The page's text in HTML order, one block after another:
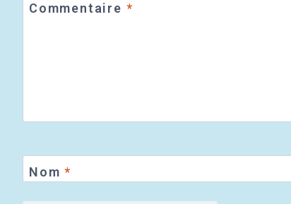
Commentaire *
Nom*